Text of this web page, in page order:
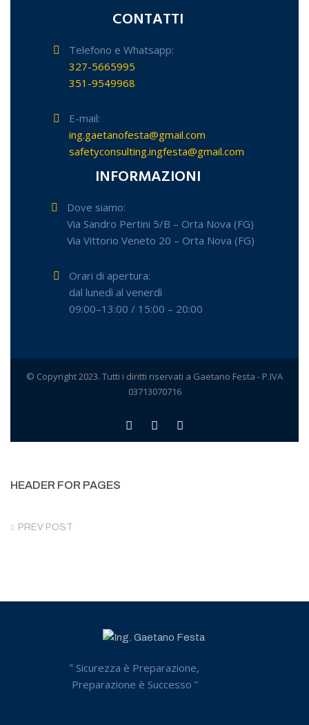
CONTATTI
Telefono e Whatsapp:
327-5665995
351-9549968
E-mail:
ing.gaetanofesta@gmail.com
safetyconsulting.ingfesta@gmail.com
INFORMAZIONI
Dove siamo:
Via Sandro Pertini 5/B – Orta Nova (FG)
Via Vittorio Veneto 20 – Orta Nova (FG)
Orari di apertura:
dal lunedì al venerdì
09:00–13:00 / 15:00 – 20:00
© Copyright 2023. Tutti i diritti riservati a Gaetano Festa - P.IVA
03713070716
HEADER FOR PAGES
PREV POST
‟ Sicurezza è Preparazione,
Preparazione è Successo ”